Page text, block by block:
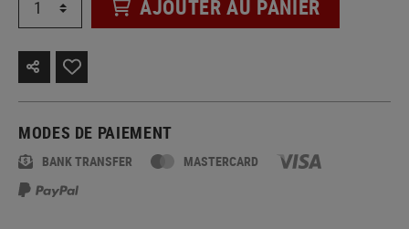
AJOUTER AU PANIER
MODES DE PAIEMENT
BANK TRANSFER MASTERCARD